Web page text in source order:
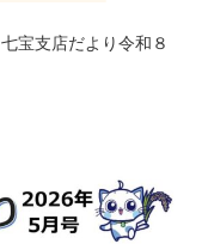
七宝支店だより令和８